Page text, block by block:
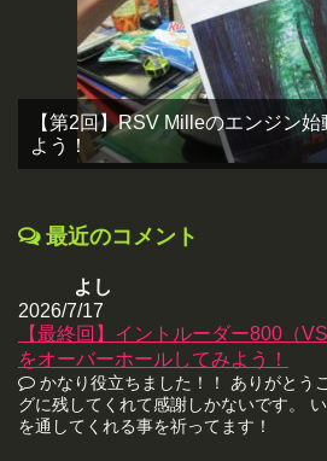
【第2回】RSV Milleのエンジン
よう！
最近のコメント
よし
2026/7/17
【最終回】イントルーダー800（
をオーバーホールしてみよう！
かなり役立ちました！！ ありがとう
グに残してくれて感謝しかないです。
を通してくれる事を祈ってます！